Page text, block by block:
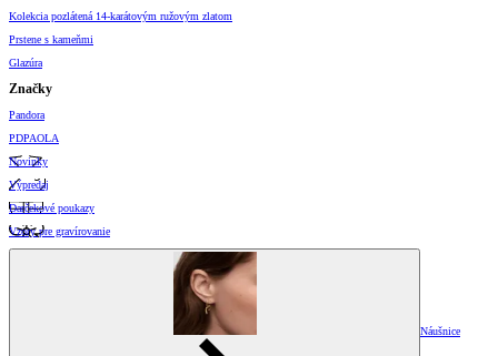
Kolekcia pozlátená 14-karátovým ružovým zlatom
Prstene s kameňmi
Glazúra
Značky
Pandora
PDPAOLA
Novinky
Výpredaj
Darčekové poukazy
Vzory pre gravírovanie
Náušnice